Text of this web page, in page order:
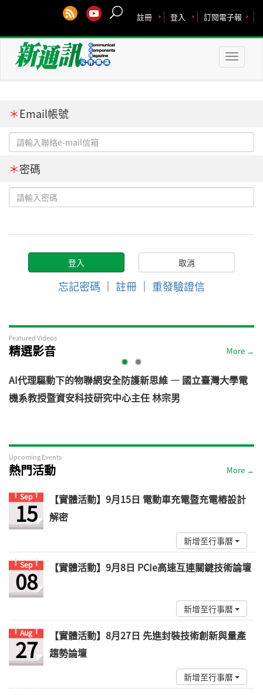
訂閱電子報
登入
註冊
Toggle
＊Email帳號
＊密碼
忘記密碼 ｜ 註冊 ｜ 重發驗證信
Featured Videos
精選影音 More →
AI代理驅動下的物聯網安全防護新思維 — 國立臺灣大學電
機系教授暨資安科技研究中心主任 林宗男
Upcoming Events
熱門活動 More →
Sep
15
【實體活動】9月15日 電動車充電暨充電樁設計
解密
新增至行事曆
Sep
08 【實體活動】9月8日 PCIe高速互連關鍵技術論壇
新增至行事曆
Aug
27
【實體活動】8月27日 先進封裝技術創新與量產
趨勢論壇
新增至行事曆